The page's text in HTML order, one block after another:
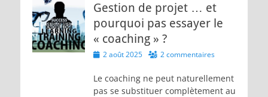
Gestion de projet … et
pourquoi pas essayer le
« coaching » ?
Posted
2 août 2025 2 commentaires
Le coaching ne peut naturellement
pas se substituer complètement au